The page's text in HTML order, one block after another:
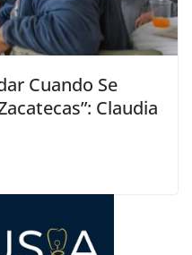
Cuando Se
Claudia